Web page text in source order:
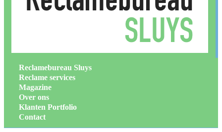
Reclamebureau Sluys
Reclame services
Magazine
Over ons
Klanten Portfolio
Contact